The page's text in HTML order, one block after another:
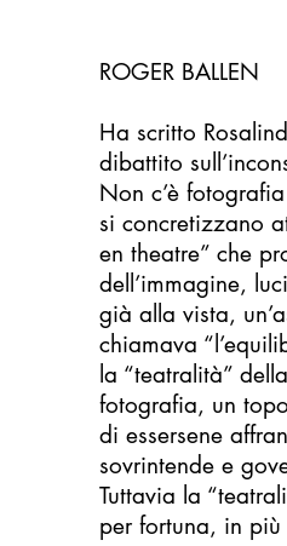
ROGER BALLEN
Ha scritto
dibattito
Non c’è
si concretizzano
en theatre” che
dell’immagine,
già alla vista,
chiamava
la “teatralità”
fotografia, un
di essersene
sovrintende e
Tuttavia la
per fortuna, in